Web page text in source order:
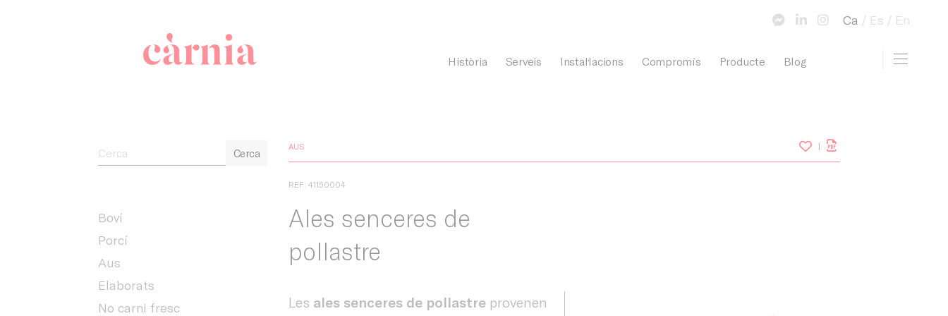
Història Serveis Instal·lacions Compromís Producte Blog Toggle
Ca Es En
Cerca
Boví
Porcí
Aus
Elaborats
No carni fresc
AUS
REF: 41150004
Ales senceres de
pollastre
Les ales senceres de pollastre provenen